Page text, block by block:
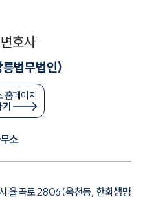
호사
법무법인)
홈페이지
기
소
율곡로 2806(옥천동, 한화생명